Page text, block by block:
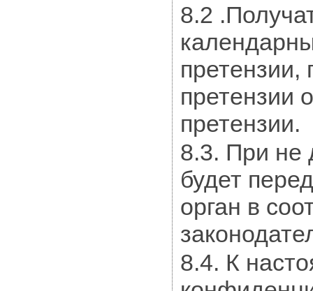
8.2
претензии,
претензии
претензии.
8.3. При не
будет
орган в
8.4. К